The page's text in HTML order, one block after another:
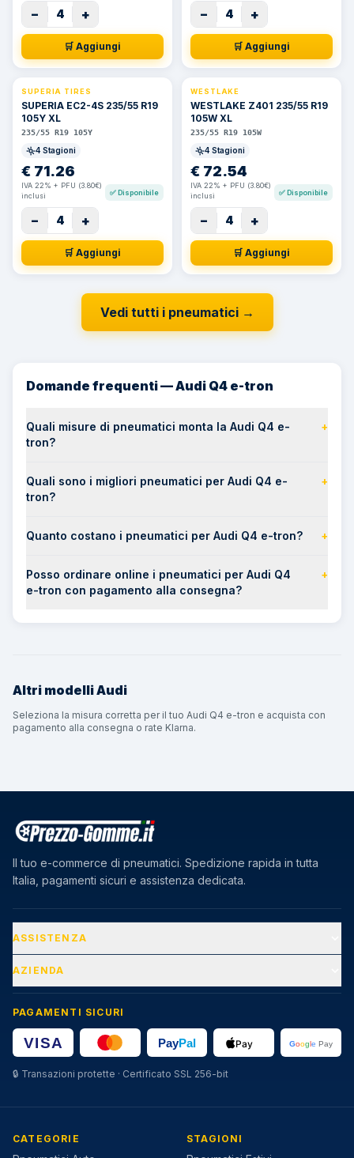
− 4 +
🛒 Aggiungi
− 4 +
🛒 Aggiungi
SUPERIA TIRES
SUPERIA EC2-4S 235/55 R19
105Y XL
235/55 R19 105Y
4 Stagioni
€ 71.26
IVA 22% + PFU (3.80€)
inclusi
✅Disponibile
− 4 +
🛒 Aggiungi
WESTLAKE
WESTLAKE Z401 235/55 R19
105W XL
235/55 R19 105W
4 Stagioni
€ 72.54
IVA 22% + PFU (3.80€)
inclusi
✅Disponibile
− 4 +
🛒 Aggiungi
Vedi tutti i pneumatici→
Domande frequenti — Audi Q4 e-tron
Quali misure di pneumatici monta la Audi Q4 e-
tron?
+
Quali sono i migliori pneumatici per Audi Q4 e-
tron?
+
Quanto costano i pneumatici per Audi Q4 e-tron? +
Posso ordinare online i pneumatici per Audi Q4
e-tron con pagamento alla consegna?
+
Altri modelliAudi
Seleziona la misura corretta per il tuo Audi Q4 e-tron e acquista con
pagamento alla consegna o rate Klarna.
Il tuo e-commerce di pneumatici. Spedizione rapida in tutta
Italia, pagamenti sicuri e assistenza dedicata.
ASSISTENZA
AZIENDA
PAGAMENTI SICURI
🔒 Transazioni protette · Certificato SSL 256-bit
CATEGORIE STAGIONI